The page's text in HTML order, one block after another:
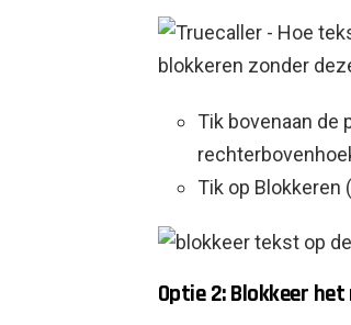
Tik bovenaan de
Tik op
Optie 2: Blokkeer